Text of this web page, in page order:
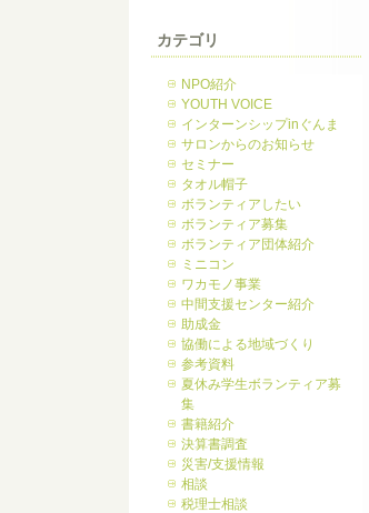
カテゴリ
NPO紹介
YOUTH VOICE
インターンシップinぐんま
サロンからのお知らせ
セミナー
タオル帽子
ボランティアしたい
ボランティア募集
ボランティア団体紹介
ミニコン
ワカモノ事業
中間支援センター紹介
助成金
協働による地域づくり
参考資料
夏休み学生ボランティア募
集
書籍紹介
決算書調査
災害/支援情報
相談
税理士相談